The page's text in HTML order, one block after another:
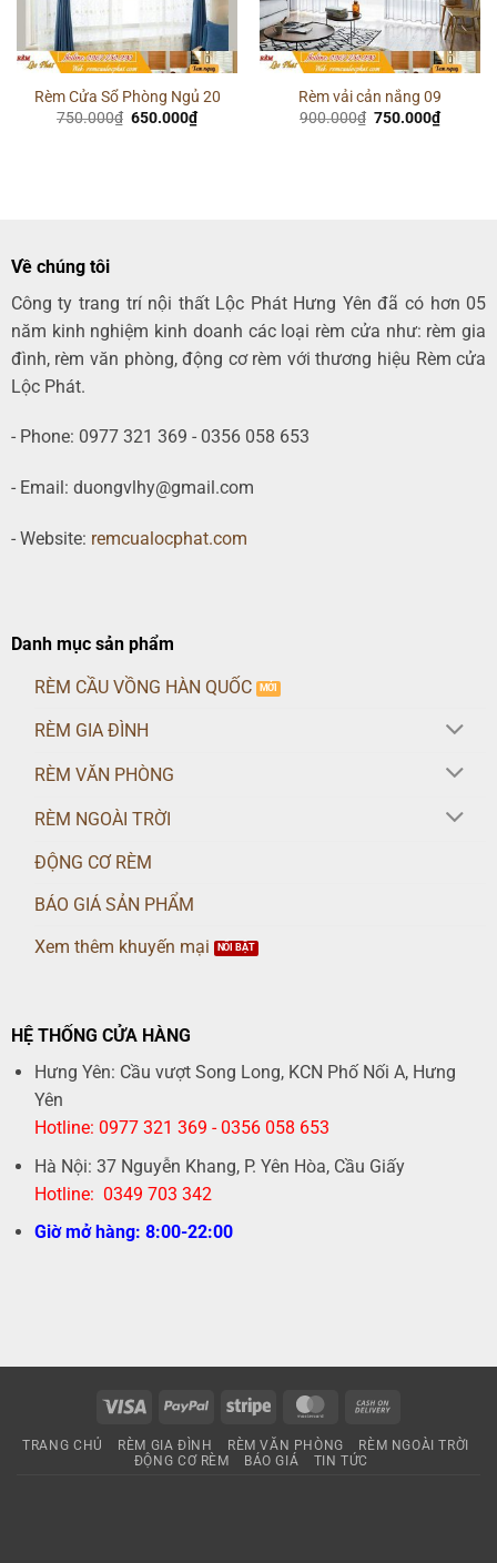
Rèm Cửa Sổ Phòng Ngủ 20
750.000₫ Giá
650.000₫Giá
hiện
Rèm vải cản nắng 09
900.000₫ Giá
750.000₫Giá
hiện
Về chúng tôi
Công ty trang trí nội thất Lộc Phát Hưng Yên đã có hơn 05
năm kinh nghiệm kinh doanh các loại rèm cửa như: rèm gia
đình, rèm văn phòng, động cơ rèm với thương hiệu Rèm cửa
Lộc Phát.
- Phone: 0977 321 369 - 0356 058 653
- Email: duongvlhy@gmail.com
- Website: remcualocphat.com
Danh mục sản phẩm
RÈM CẦU VỒNG HÀN QUỐC
RÈM GIA ĐÌNH
RÈM VĂN PHÒNG
RÈM NGOÀI TRỜI
ĐỘNG CƠ RÈM
BÁO GIÁ SẢN PHẨM
Xem thêm khuyến mại
HỆ THỐNG CỬA HÀNG
Hưng Yên: Cầu vượt Song Long, KCN Phố Nối A, Hưng
Yên
Hotline: 0977 321 369 - 0356 058 653
Hà Nội: 37 Nguyễn Khang, P. Yên Hòa, Cầu Giấy
Hotline: 0349 703 342
Giờ mở hàng: 8:00-22:00
Visa PayPal Stripe MasterCard
Delivery
TRANG CHỦ RÈM GIA ĐÌNH RÈM VĂN PHÒNG
RÈM NGOÀI TRỜI
ĐỘNG CƠ RÈM
BÁO GIÁ TIN TỨC